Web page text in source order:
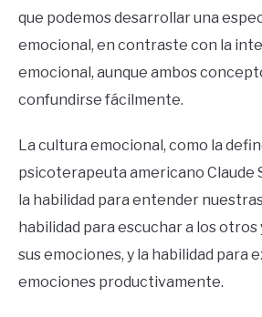
que podemos desarrollar una
emocional, en contraste con la
emocional, aunque ambos
confundirse fácilmente.
La cultura emocional, como la
psicoterapeuta americano Claude
la habilidad para entender
habilidad para escuchar a los
sus emociones, y la habilidad para
emociones productivamente.